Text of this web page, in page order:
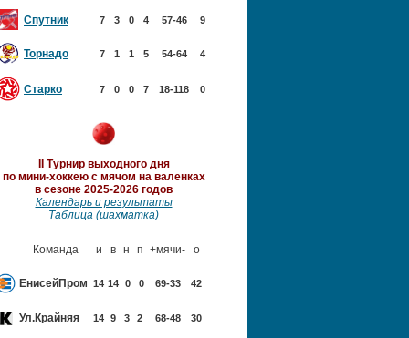
Спутник 7 3 0 4 57-46 9
Торнадо 7 1 1 5 54-64 4
Старко 7 0 0 7 18-118 0
II Турнир выходного дня
по мини-хоккею с мячом на валенках
в сезоне 2025-2026 годов
Календарь и результаты
Таблица (шахматка)
Команда и в н п +мячи- о
ЕнисейПром 14 14 0 0 69-33 42
Ул.Крайняя 14 9 3 2 68-48 30